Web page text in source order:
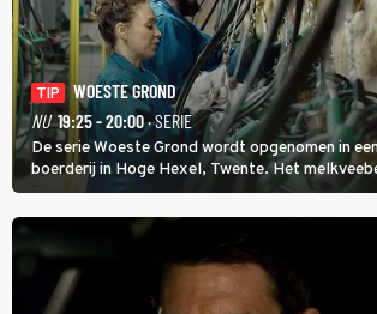
TIP
WOESTE GROND
NU 19:25 - 20:00· SERIE
De serie Woeste Grond wordt opgenomen in
boerderij in Hoge Hexel, Twente. Het
koeien moest sluiten, omdat het dicht bij een
ligt. In de serie heerst er een gevaarlijke